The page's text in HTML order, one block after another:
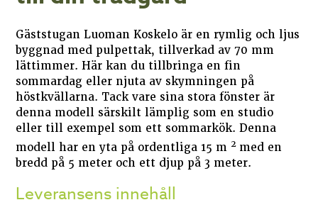
Gäststugan Luoman Koskelo är en rymlig och ljus
byggnad med pulpettak, tillverkad av 70 mm
lättimmer. Här kan du tillbringa en fin
sommardag eller njuta av skymningen på
höstkvällarna. Tack vare sina stora fönster är
denna modell särskilt lämplig som en studio
eller till exempel som ett sommarkök. Denna
modell har en yta på ordentliga 15 m 2 med en
bredd på 5 meter och ett djup på 3 meter.
Leveransens innehåll